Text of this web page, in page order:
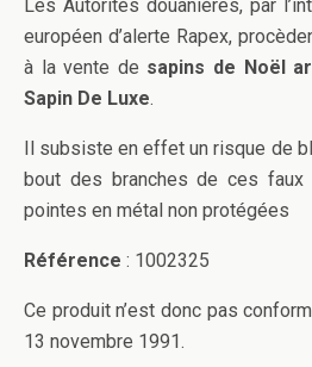
Les Autorités douanières, par
européen d’alerte Rapex,
à la vente de sapins de Noël
Sapin De Luxe.
Il subsiste en effet un risque de
bout des branches de ces faux
pointes en métal non protégées
Référence : 1002325
Ce produit n’est donc pas
13 novembre 1991.